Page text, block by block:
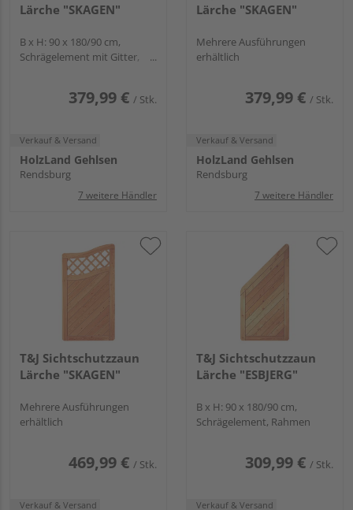
Lärche "SKAGEN"
B x H: 90 x 180/90 cm,
Schrägelement mit Gitter,
379,99 € / Stk.
Verkauf & Versand
HolzLand Gehlsen
Rendsburg
7 weitere Händler
Lärche "SKAGEN"
Mehrere Ausführungen
erhältlich
379,99 € / Stk.
Verkauf & Versand
HolzLand Gehlsen
Rendsburg
7 weitere Händler
T&J Sichtschutzzaun
Lärche "SKAGEN"
Mehrere Ausführungen
erhältlich
469,99 € / Stk.
Verkauf & Versand
T&J Sichtschutzzaun
Lärche "ESBJERG"
B x H: 90 x 180/90 cm,
Schrägelement, Rahmen
309,99 € / Stk.
Verkauf & Versand